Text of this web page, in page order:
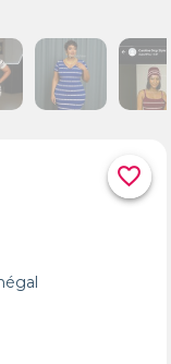
favorite_border